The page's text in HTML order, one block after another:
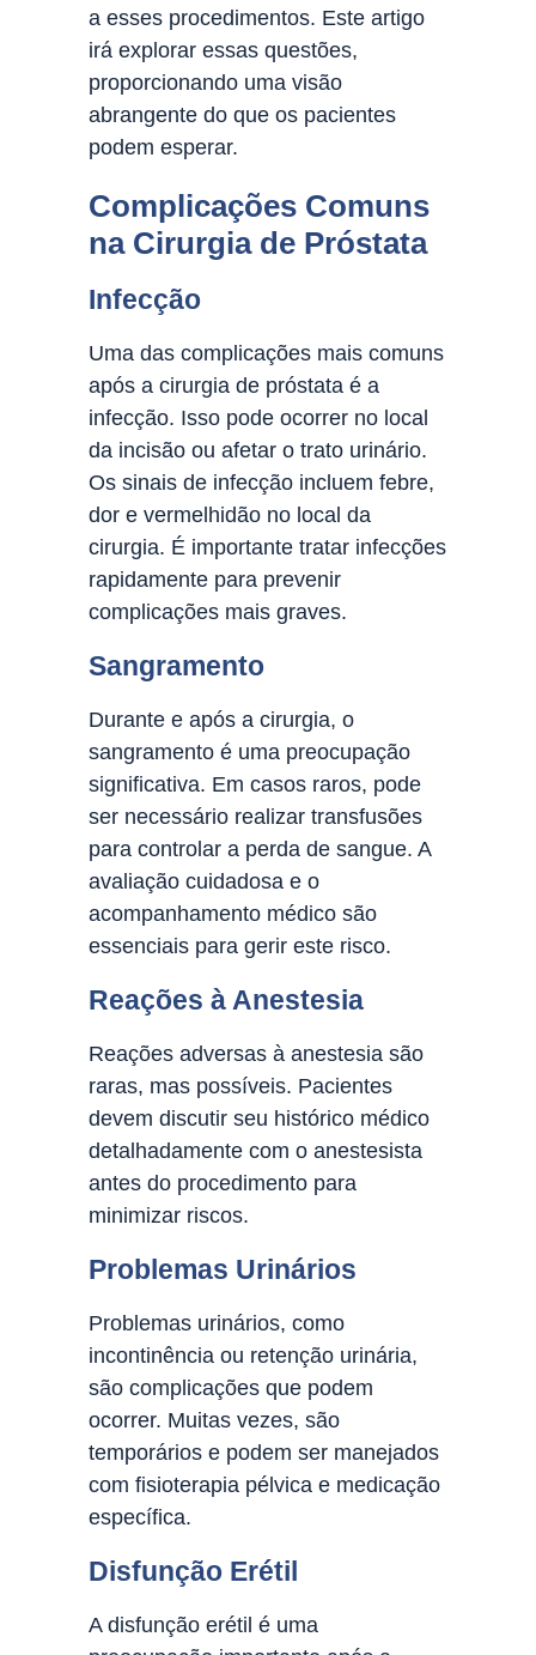
a esses procedimentos. Este artigo
irá explorar essas questões,
proporcionando uma visão
abrangente do que os pacientes
podem esperar.
Complicações Comuns
na Cirurgia de Próstata
Infecção
Uma das complicações mais comuns
após a cirurgia de próstata é a
infecção. Isso pode ocorrer no local
da incisão ou afetar o trato urinário.
Os sinais de infecção incluem febre,
dor e vermelhidão no local da
cirurgia. É importante tratar infecções
rapidamente para prevenir
complicações mais graves.
Sangramento
Durante e após a cirurgia, o
sangramento é uma preocupação
significativa. Em casos raros, pode
ser necessário realizar transfusões
para controlar a perda de sangue. A
avaliação cuidadosa e o
acompanhamento médico são
essenciais para gerir este risco.
Reações à Anestesia
Reações adversas à anestesia são
raras, mas possíveis. Pacientes
devem discutir seu histórico médico
detalhadamente com o anestesista
antes do procedimento para
minimizar riscos.
Problemas Urinários
Problemas urinários, como
incontinência ou retenção urinária,
são complicações que podem
ocorrer. Muitas vezes, são
temporários e podem ser manejados
com fisioterapia pélvica e medicação
específica.
Disfunção Erétil
A disfunção erétil é uma